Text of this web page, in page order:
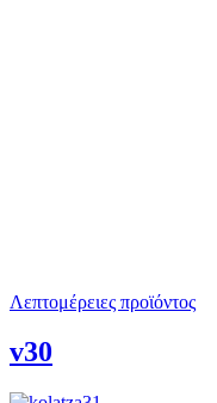
Λεπτομέρειες προϊόντος
v30